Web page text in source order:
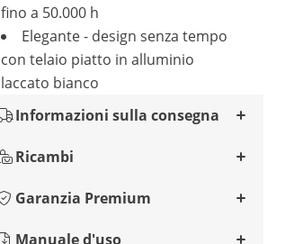
fino a 50.000 h
Elegante - design senza tempo
con telaio piatto in alluminio
laccato bianco
Informazioni sulla consegna
Ricambi
Garanzia Premium
Manuale d'uso